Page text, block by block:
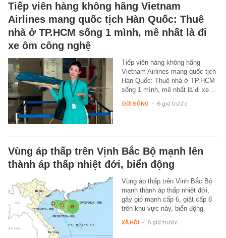
Tiếp viên hàng không hãng Vietnam
Airlines mang quốc tịch Hàn Quốc: Thuê
nhà ở TP.HCM sống 1 mình, mê nhất là đi
xe ôm công nghệ
Tiếp viên hàng không hãng
Vietnam Airlines mang quốc tịch
Hàn Quốc: Thuê nhà ở TP.HCM
sống 1 mình, mê nhất là đi xe…
ĐỜI SỐNG - 6 giờ trước
Vùng áp thấp trên Vịnh Bắc Bộ mạnh lên
thành áp thấp nhiệt đới, biển động
Vùng áp thấp trên Vịnh Bắc Bộ
mạnh thành áp thấp nhiệt đới,
gây gió mạnh cấp 6, giật cấp 8
trên khu vực này, biển động.
XÃ HỘI - 6 giờ trước